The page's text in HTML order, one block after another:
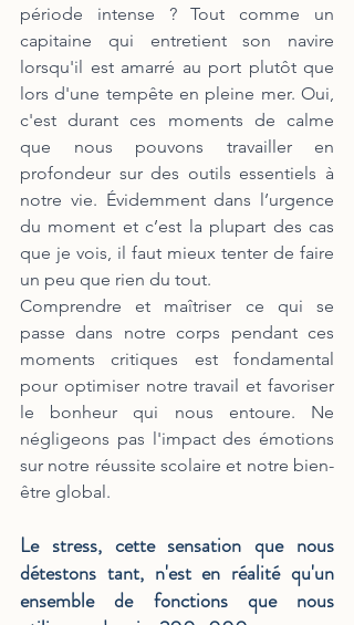
période intense ? Tout comme un
capitaine qui entretient son navire
lorsqu'il est amarré au port plutôt que
lors d'une tempête en pleine mer. Oui,
c'est durant ces moments de calme
que nous pouvons travailler en
profondeur sur des outils essentiels à
notre vie. Évidemment dans l’urgence
du moment et c’est la plupart des cas
que je vois, il faut mieux tenter de faire
un peu que rien du tout.
Comprendre et maîtriser ce qui se
passe dans notre corps pendant ces
moments critiques est fondamental
pour optimiser notre travail et favoriser
le bonheur qui nous entoure. Ne
négligeons pas l'impact des émotions
sur notre réussite scolaire et notre bien-
être global.
Le stress, cette sensation que nous
détestons tant, n'est en réalité qu'un
ensemble de fonctions que nous